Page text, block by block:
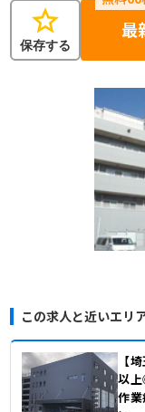
star
保存する
最
この求人と近いエリ
【
以
作